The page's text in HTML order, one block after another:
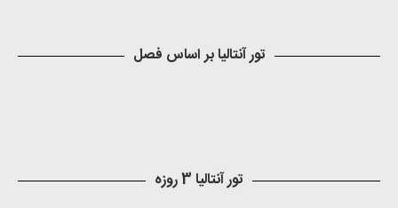
تور آنتالیا بر اساس فصل
تور آنتالیا 3 روزه